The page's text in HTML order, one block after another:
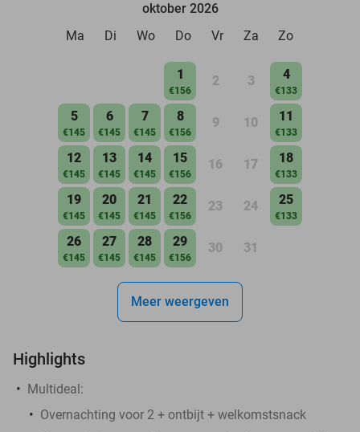
oktober 2026
Ma
Di Wo Do Vr Za Zo
1
€156
2 3 4
€133
5
€145
6
€145
7
€145
8
€156
9 10 11
€133
12
€145
13
€145
14
€145
15
€156
16 17 18
€133
19
€145
20
€145
21
€145
22
€156
23 24 25
€133
26
€145
27
€145
28
€145
29
€156
30 31
Meer weergeven
Highlights
Multideal:
Overnachting voor 2 + ontbijt + welkomstsnack